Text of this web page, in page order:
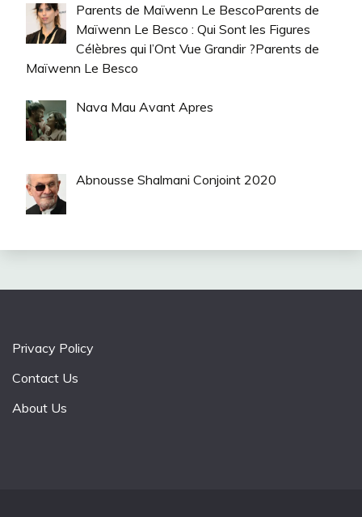
Parents de Maïwenn Le BescoParents de
Maïwenn Le Besco : Qui Sont les Figures
Célèbres qui l’Ont Vue Grandir ?Parents de
Maïwenn Le Besco
Nava Mau Avant Apres
Abnousse Shalmani Conjoint 2020
Privacy Policy
Contact Us
About Us